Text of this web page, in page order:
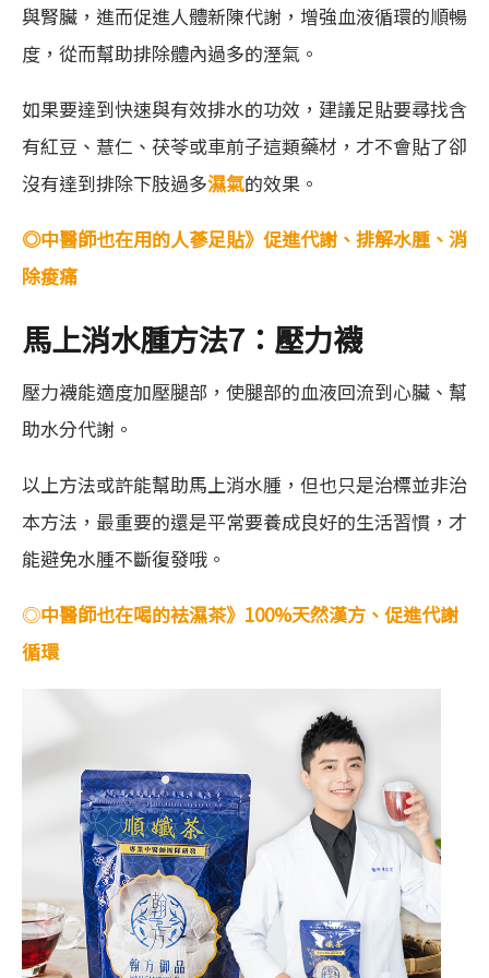
與腎臟，進而促進人體新陳代謝，增強血液循環的順暢
度，從而幫助排除體內過多的溼氣。
如果要達到快速與有效排水的功效，建議足貼要尋找含
有紅豆、薏仁、茯苓或車前子這類藥材，才不會貼了卻
沒有達到排除下肢過多濕氣的效果。
◎中醫師也在用的人蔘足貼》促進代謝、排解水腫、消
除痠痛
馬上消水腫方法7：壓力襪
壓力襪能適度加壓腿部，使腿部的血液回流到心臟、幫
助水分代謝。
以上方法或許能幫助馬上消水腫，但也只是治標並非治
本方法，最重要的還是平常要養成良好的生活習慣，才
能避免水腫不斷復發哦。
◎中醫師也在喝的袪濕茶》100%天然漢方、促進代謝
循環